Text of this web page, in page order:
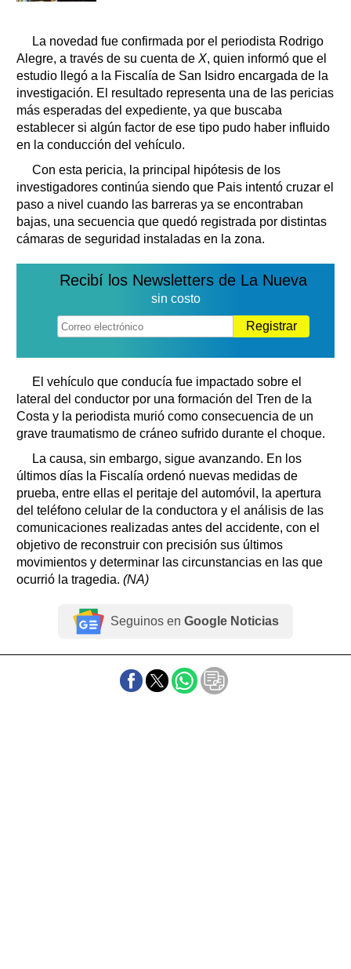
La novedad fue confirmada por el periodista Rodrigo
Alegre, a través de su cuenta de X, quien informó que el
estudio llegó a la Fiscalía de San Isidro encargada de la
investigación. El resultado representa una de las pericias
más esperadas del expediente, ya que buscaba
establecer si algún factor de ese tipo pudo haber influido
en la conducción del vehículo.
Con esta pericia, la principal hipótesis de los
investigadores continúa siendo que Pais intentó cruzar el
paso a nivel cuando las barreras ya se encontraban
bajas, una secuencia que quedó registrada por distintas
cámaras de seguridad instaladas en la zona.
Recibí los Newsletters de La Nueva
sin costo
Registrar
El vehículo que conducía fue impactado sobre el
lateral del conductor por una formación del Tren de la
Costa y la periodista murió como consecuencia de un
grave traumatismo de cráneo sufrido durante el choque.
La causa, sin embargo, sigue avanzando. En los
últimos días la Fiscalía ordenó nuevas medidas de
prueba, entre ellas el peritaje del automóvil, la apertura
del teléfono celular de la conductora y el análisis de las
comunicaciones realizadas antes del accidente, con el
objetivo de reconstruir con precisión sus últimos
movimientos y determinar las circunstancias en las que
ocurrió la tragedia. (NA)
Seguinos en Google Noticias